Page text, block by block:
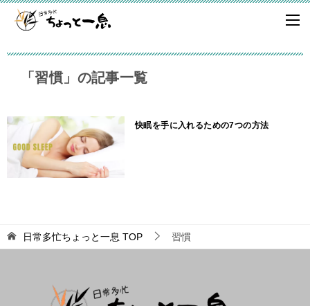
「習慣」の記事一覧
快眠を手に入れるための7つの方法
日常多忙ちょっと一息 TOP 習慣